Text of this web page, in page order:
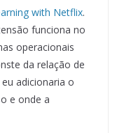
with Netflix.
funciona no
operacionais
da relação de
adicionaria o
e onde a